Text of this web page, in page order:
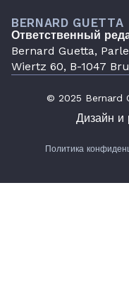
BERNARD GUETTA
Ответственный
Bernard Guetta,
Wiertz 60, B-1047
© 2025 Bernard
Дизайн и
Политика